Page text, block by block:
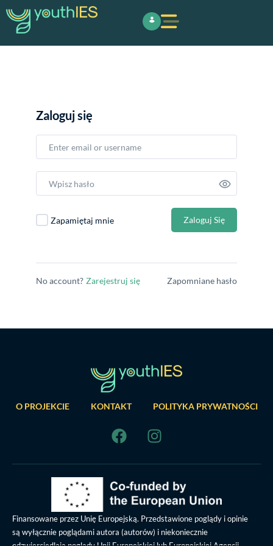
Zaloguj się
Remember Me
Zapamiętaj mnie Zaloguj Się
No account? Zarejestruj się Zapomniane hasło
O PROJEKCIE KONTAKT POLITYKA PRYWATNOŚCI
Finansowane przez Unię Europejską. Przedstawione poglądy i opinie
są wyłącznie poglądami autora (autorów) i niekoniecznie